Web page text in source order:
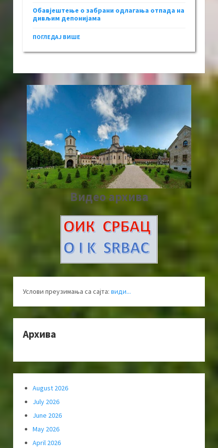
Обавјештење о забрани одлагања отпада на
дивљим депонијама
ПОГЛЕДАЈ ВИШЕ
Видео архива
Услови преузимања са сајта: види...
Архива
August 2026
July 2026
June 2026
May 2026
April 2026